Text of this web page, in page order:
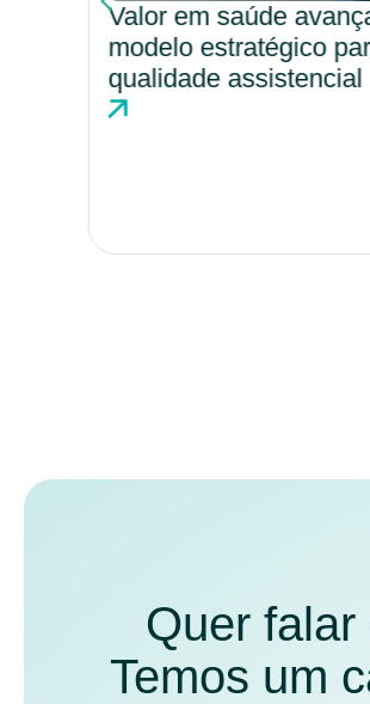
Valor em saúde
modelo estratégico
qualidade assistencial
Quer
Temos um